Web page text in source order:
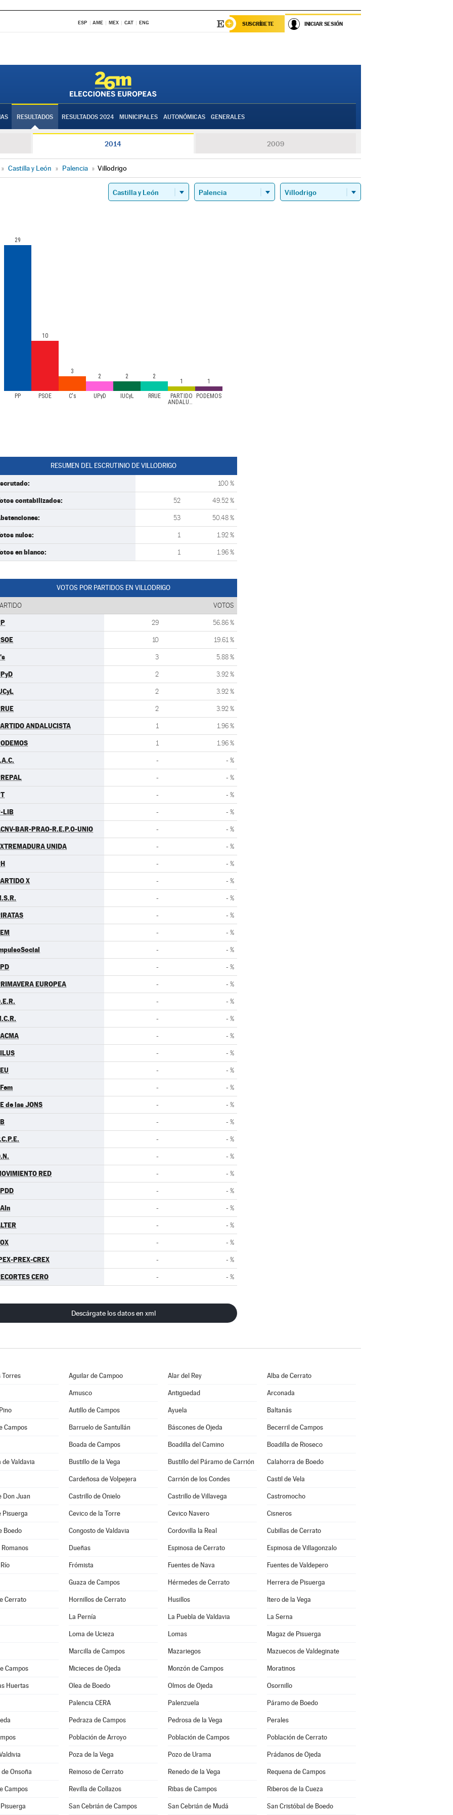
ESP AME MEX CAT ENG SUSCRÍBETE INICIAR SESIÓN
RESULTADOS RESULTADOS 2024 MUNICIPALES AUTONÓMICAS GENERALES
2014 2009
» Castilla y León » Palencia » Villodrigo
PP PSOE C's UPyD IUCyL RRUE
PARTIDO
ANDALUCISTA
PODEMOS
29
10
3
2 2 2
1 1
RESUMEN DEL ESCRUTINIO DE VILLODRIGO
100 %
contabilizados: 52 49.52 %
53 50.48 %
nulos: 1 1.92 %
en blanco: 1 1.96 %
VOTOS POR PARTIDOS EN VILLODRIGO
VOTOS
29 56.86 %
10 19.61 %
3 5.88 %
2 3.92 %
2 3.92 %
2 3.92 %
ANDALUCISTA 1 1.96 %
1 1.96 %
- - %
- - %
- - %
LIB - - %
BAR-PRAO-R.E.P.O-UNIO - - %
UNIDA - - %
- - %
X - - %
- - %
- - %
- - %
- - %
- - %
EUROPEA - - %
- - %
- - %
- - %
- - %
- - %
- - %
de las JONS - - %
- - %
- - %
- - %
RED - - %
- - %
- - %
- - %
- - %
PREX-CREX - - %
CERO - - %
Descárgate los datos en xml
Torres Aguilar de Campoo Alar del Rey Alba de Cerrato
Amusco Antigüedad Arconada
Autillo de Campos Ayuela Baltanás
Campos Barruelo de Santullán Báscones de Ojeda Becerril de Campos
Boada de Campos Boadilla del Camino Boadilla de Rioseco
de Valdavia Bustillo de la Vega Bustillo del Páramo de Carrión Calahorra de Boedo
Cardeñosa de Volpejera Carrión de los Condes Castil de Vela
Don Juan Castrillo de Onielo Castrillo de Villavega Castromocho
Pisuerga Cevico de la Torre Cevico Navero Cisneros
Boedo Congosto de Valdavia Cordovilla la Real Cubillas de Cerrato
Romanos Dueñas Espinosa de Cerrato Espinosa de Villagonzalo
Frómista Fuentes de Nava Fuentes de Valdepero
Guaza de Campos Hérmedes de Cerrato Herrera de Pisuerga
Cerrato Hornillos de Cerrato Husillos Itero de la Vega
La Pernía La Puebla de Valdavia La Serna
Loma de Ucieza Lomas Magaz de Pisuerga
Marcilla de Campos Mazariegos Mazuecos de Valdeginate
Campos Micieces de Ojeda Monzón de Campos Moratinos
Huertas Olea de Boedo Olmos de Ojeda Osornillo
Palencia CERA Palenzuela Páramo de Boedo
Pedraza de Campos Pedrosa de la Vega Perales
Población de Arroyo Población de Campos Población de Cerrato
Poza de la Vega Pozo de Urama Prádanos de Ojeda
Onsoña Reinoso de Cerrato Renedo de la Vega Requena de Campos
Campos Revilla de Collazos Ribas de Campos Riberos de la Cueza
San Cebrián de Campos San Cebrián de Mudá San Cristóbal de Boedo